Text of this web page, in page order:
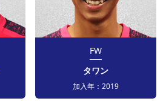
FW
タワン
加入年： 2019